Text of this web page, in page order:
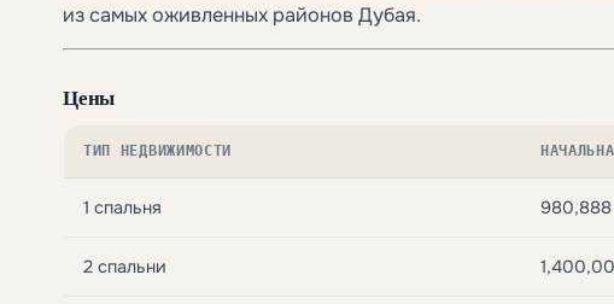
из самых оживленных районов Дубая.
Цены
ТИП НЕДВИЖИМОСТИ
1 спальня 980,888
2 спальни